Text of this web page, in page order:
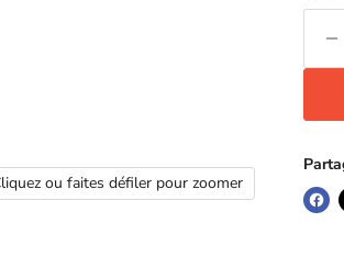
ou faites défiler pour zoomer